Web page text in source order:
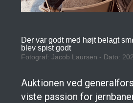
Der var godt med højt belagt
blev spist godt
Fotograf: Jacob Laursen - Dato:
Auktionen ved
viste passion for